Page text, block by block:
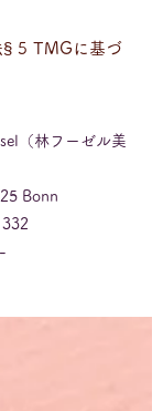
§ 5 TMGに基づ
（林フーゼル美
Bonn